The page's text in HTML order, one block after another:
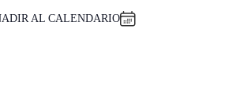
AL CALENDARIO